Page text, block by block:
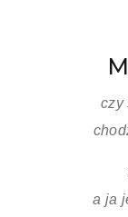
czy
a ja